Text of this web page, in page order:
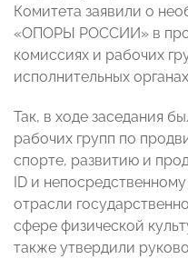
Комитета заявили о
«ОПОРЫ РОССИИ» в
комиссиях и рабочих
исполнительных
Так, в ходе заседания
рабочих групп по
спорте, развитию и
ID и
отрасли
сфере физической
также утвердили